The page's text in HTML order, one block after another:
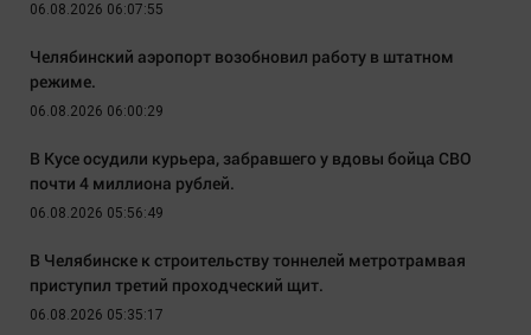
06.08.2026 06:07:55
Челябинский аэропорт возобновил работу в штатном
режиме.
06.08.2026 06:00:29
В Кусе осудили курьера, забравшего у вдовы бойца СВО
почти 4 миллиона рублей.
06.08.2026 05:56:49
В Челябинске к строительству тоннелей метротрамвая
приступил третий проходческий щит.
06.08.2026 05:35:17